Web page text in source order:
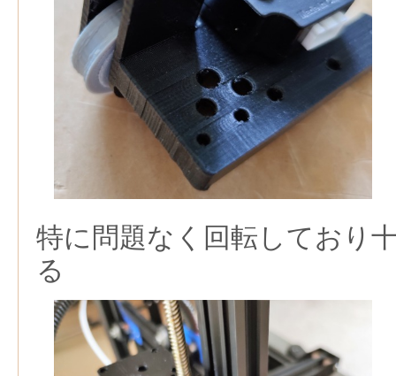
特に問題なく回転しており
る